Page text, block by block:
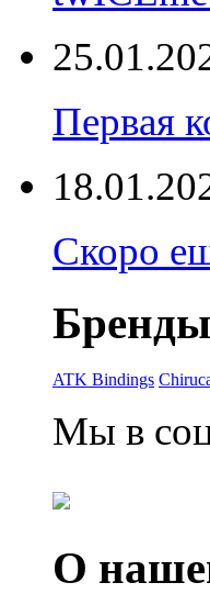
Первая
Скоро
ATK Bindings
Мы в
О